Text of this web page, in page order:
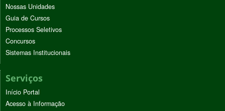
Nossas Unidades
Guia de Cursos
Processos Seletivos
Concursos
Sistemas Institucionais
Serviços
Início Portal
Acesso à Informação